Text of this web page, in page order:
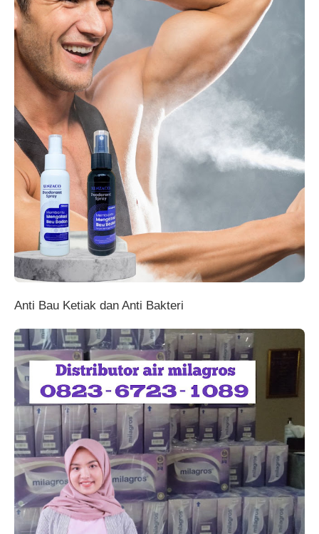
Anti Bau Ketiak dan Anti Bakteri